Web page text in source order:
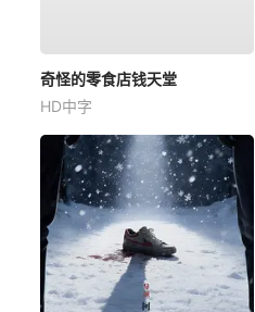
奇怪的零食店钱天堂
HD中字